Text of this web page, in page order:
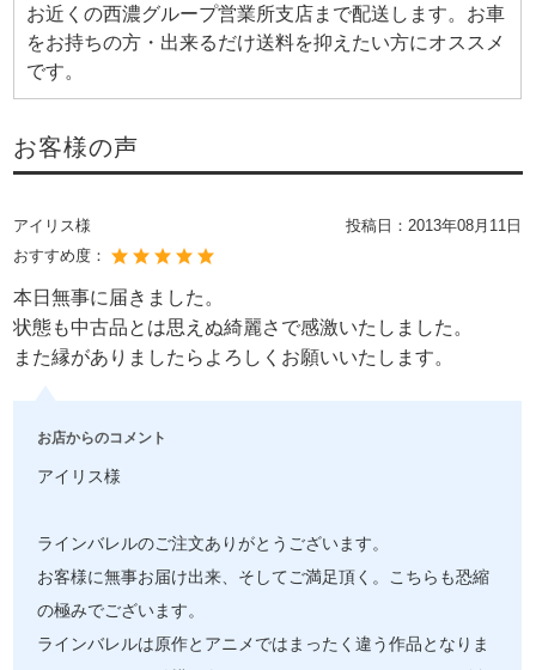
お近くの西濃グループ営業所支店まで配送します。お車
をお持ちの方・出来るだけ送料を抑えたい方にオススメ
です。
お客様の声
アイリス様 投稿日：2013年08月11日
おすすめ度：
本日無事に届きました。
状態も中古品とは思えぬ綺麗さで感激いたしました。
また縁がありましたらよろしくお願いいたします。
お店からのコメント
アイリス様
ラインバレルのご注文ありがとうございます。
お客様に無事お届け出来、そしてご満足頂く。こちらも恐縮
の極みでございます。
ラインバレルは原作とアニメではまったく違う作品となりま